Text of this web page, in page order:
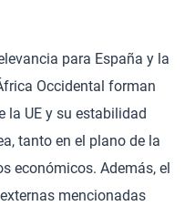
para España y la
Occidental forman
la UE y su estabilidad
tanto en el plano de la
económicos. Además, el
mencionadas